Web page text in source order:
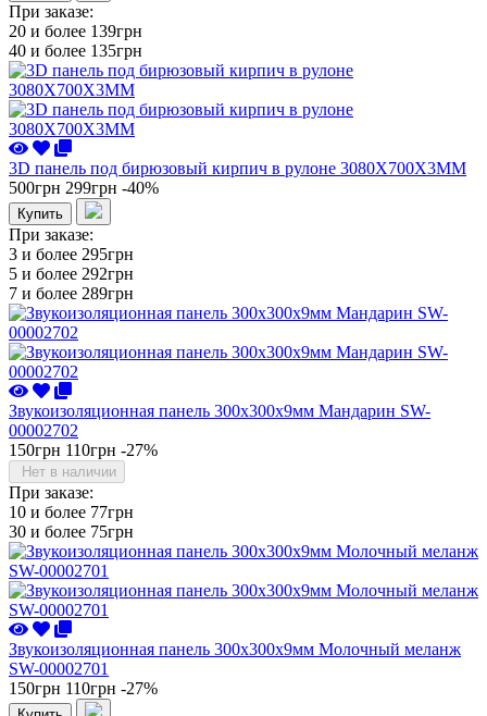
При заказе:
20 и более 139грн
40 и более 135грн
3D панель под бирюзовый кирпич в рулоне 3080X700X3ММ
500грн 299грн -40%
Купить
При заказе:
3 и более 295грн
5 и более 292грн
7 и более 289грн
Звукоизоляционная панель 300х300х9мм Мандарин SW-
00002702
150грн 110грн -27%
Нет в наличии
При заказе:
10 и более 77грн
30 и более 75грн
Звукоизоляционная панель 300х300х9мм Молочный меланж
SW-00002701
150грн 110грн -27%